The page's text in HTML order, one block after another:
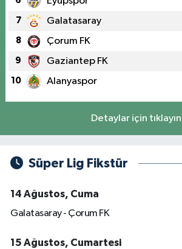
7 Galatasaray
8 Çorum FK
9 Gaziantep FK
10 Alanyaspor
Detaylar için tıklayın
Süper Lig Fikstür
14 Ağustos, Cuma
Galatasaray - Çorum FK
15 Ağustos, Cumartesi